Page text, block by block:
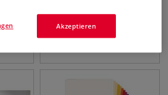
Akzeptieren